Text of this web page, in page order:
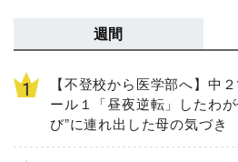
週間
【不登校から医学部へ】中
ール１「昼夜逆転」したわ
び”に連れ出した母の気づき